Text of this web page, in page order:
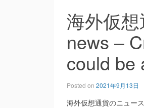
海外仮
news –
could be
Posted on 2021年9月13日
海外仮想通貨のニュース